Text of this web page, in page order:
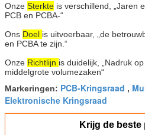
Onze Sterkte is verschillend, „Jaren
PCB en PCBA-“
Ons Doel is uitvoerbaar, „de
en PCBA te zijn.“
Onze Richtlijn is duidelijk, „Nadruk
middelgrote volumezaken“
Markeringen: PCB-Kringsraad ,
Elektronische Kringsraad
Krijg de